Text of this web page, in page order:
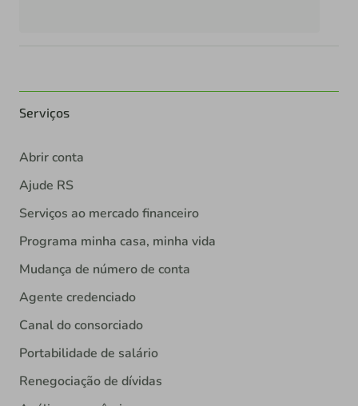
Serviços
Abrir conta
Ajude RS
Serviços ao mercado financeiro
Programa minha casa, minha vida
Mudança de número de conta
Agente credenciado
Canal do consorciado
Portabilidade de salário
Renegociação de dívidas